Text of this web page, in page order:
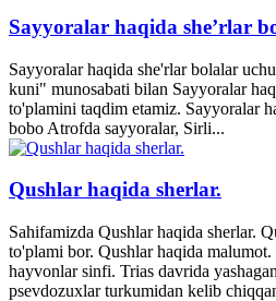
Sayyoralar haqida she’rlar
Sayyoralar haqida she'rlar bolalar
kuni" munosabati bilan Sayyoralar
to'plamini taqdim etamiz. Sayyoralar
bobo Atrofda sayyoralar, Sirli...
Qushlar haqida sherlar.
Sahifamizda Qushlar haqida sherlar.
to'plami bor. Qushlar haqida
hayvonlar sinfi. Trias davrida
psevdozuxlar turkumidan kelib